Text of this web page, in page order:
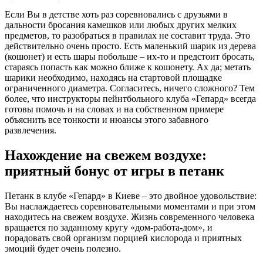
Если Вы в детстве хоть раз соревновались с друзьями в
дальности бросания камешков или любых других мелких
предметов, то разобраться в правилах не составит труда. Это
действительно очень просто. Есть маленький шарик из дерева
(кошонет) и есть шары побольше – их-то и предстоит бросать,
стараясь попасть как можно ближе к кошонету. Ах да; метать
шарики необходимо, находясь на стартовой площадке
ограниченного диаметра. Согласитесь, ничего сложного? Тем
более, что инструкторы пейнтбольного клуба «Гепард» всегда
готовы помочь и на словах и на собственном примере
объяснить все тонкости и нюансы этого забавного
развлечения.
Нахождение на свежем воздухе:
приятный бонус от игры в петанк
Петанк в клубе «Гепард» в Киеве – это двойное удовольствие:
Вы наслаждаетесь соревновательными моментами и при этом
находитесь на свежем воздухе. Жизнь современного человека
вращается по заданному кругу «дом-работа-дом», и
порадовать свой организм порцией кислорода и приятных
эмоций будет очень полезно.